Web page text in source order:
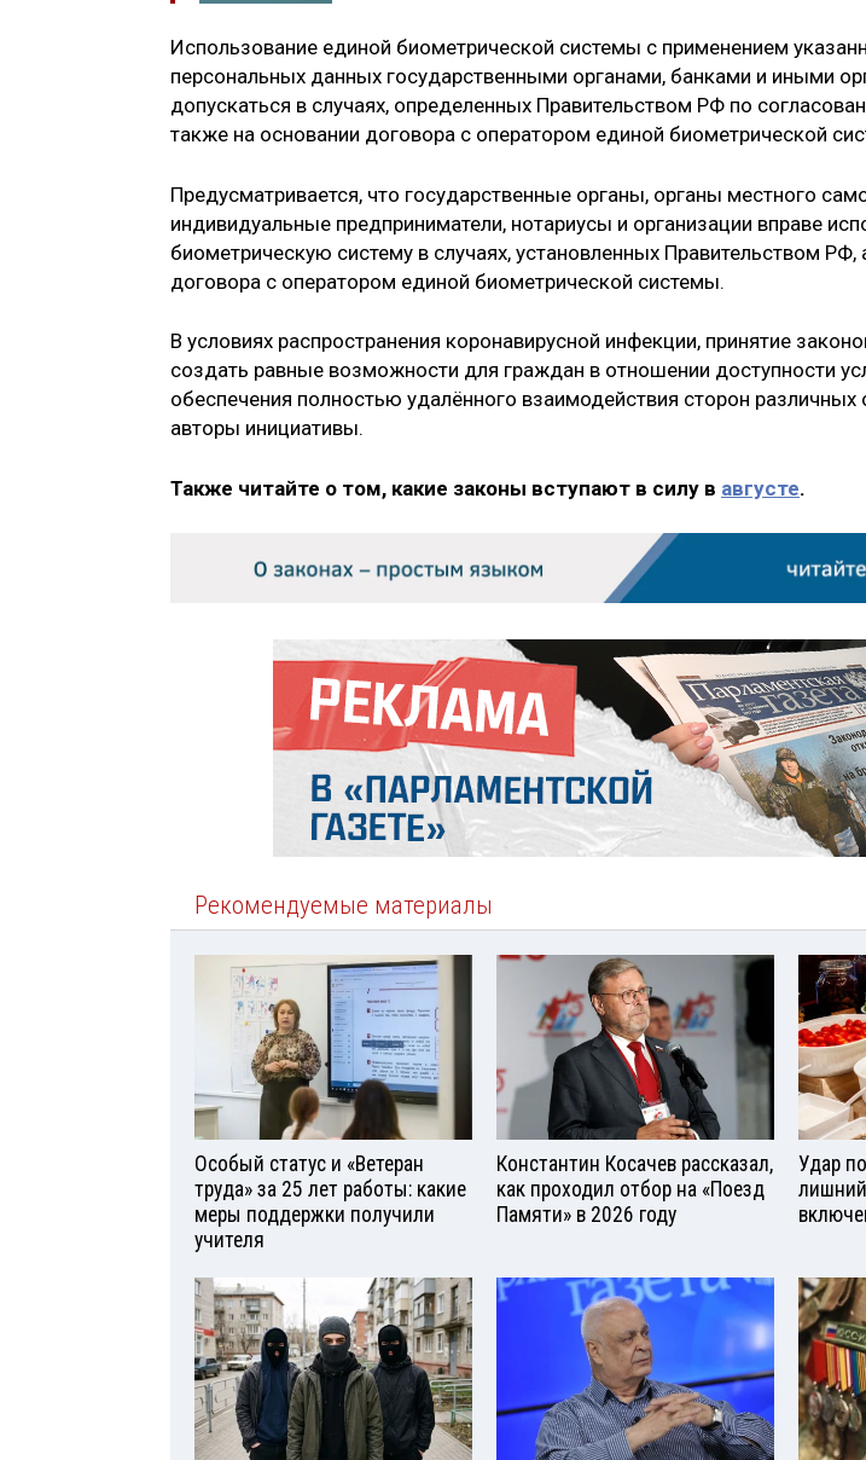
Использование единой биометрической системы с применением
персональных данных государственными органами, банками и иными
допускаться в случаях, определенных Правительством РФ по
также на основании договора с оператором единой биометрической
Предусматривается, что государственные органы, органы местного
индивидуальные предприниматели, нотариусы и организации вправе
биометрическую систему в случаях, установленных Правительством РФ,
договора с оператором единой биометрической системы.
В условиях распространения коронавирусной инфекции, принятие
создать равные возможности для граждан в отношении доступности
обеспечения полностью удалённого взаимодействия сторон
авторы инициативы.
Также читайте о том, какие законы вступают в силу в августе.
Рекомендуемые материалы
Особый статус и «Ветеран
труда» за 25 лет работы: какие
меры поддержки получили
учителя
Константин Косачев рассказал,
как проходил отбор на «Поезд
Памяти» в 2026 году
Удар
лишний